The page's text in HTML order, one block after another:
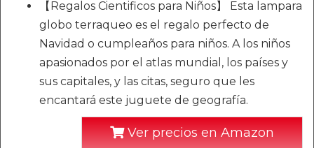
【Regalos Cientificos para Niños】 Esta lampara
globo terraqueo es el regalo perfecto de
Navidad o cumpleaños para niños. A los niños
apasionados por el atlas mundial, los países y
sus capitales, y las citas, seguro que les
encantará este juguete de geografía.
Ver precios en Amazon